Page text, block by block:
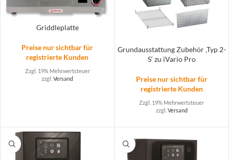
Griddleplatte
Preise nur sichtbar für
registrierte Kunden
Zzgl. 19% Mehrwertsteuer
zzgl.Versand
Grundausstattung Zubehör ‚Typ 2-
S‘ zu iVario Pro
Preise nur sichtbar für
registrierte Kunden
Zzgl. 19% Mehrwertsteuer
zzgl. Versand